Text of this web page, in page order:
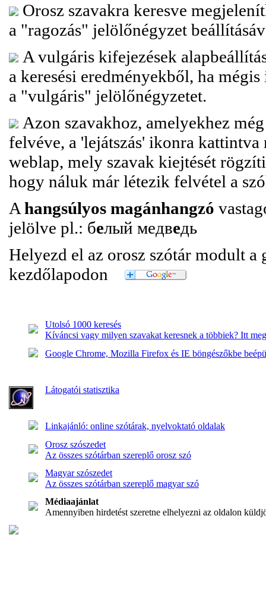
Orosz szavakra keresve
a "ragozás" jelölőnégyzet
A vulgáris kifejezések
a keresési eredményekből, ha
a "vulgáris" jelölőnégyzetet.
Azon szavakhoz, amelyekhez
felvéve, a 'lejátszás' ikonra
weblap, mely szavak kiejtését
hogy náluk már létezik felvétel a
A hangsúlyos magánhangzó
jelölve pl.: белый медведь
Helyezd el az orosz szótár modult a
kezdőlapodon
Utolsó 1000 keresés
Kíváncsi vagy milyen szavakat keresnek a többiek? Itt
Google Chrome, Mozilla Firefox és IE böngészőkbe
Látogatói statisztika
Linkajánló: online szótárak, nyelvoktató oldalak
Orosz szószedet
Az összes szótárban szereplő orosz szó
Magyar szószedet
Az összes szótárban szereplő magyar szó
Médiaajánlat
Amennyiben hirdetést szeretne elhelyezni az oldalon